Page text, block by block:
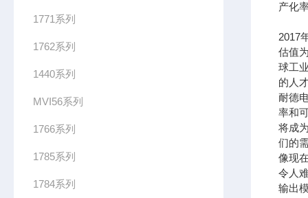
1771系列
1762系列
1440系列
MVI56系列
1766系列
1785系列
1784系列
产化
2017
估值
球工
的人
耐德
率和
将成
们的
像现
令人
输出